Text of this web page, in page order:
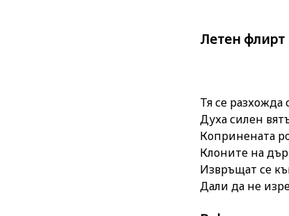
Летен флирт
Тя се разхожда
Духа силен
Копринената
Клоните на
Извръщат се
Дали да не